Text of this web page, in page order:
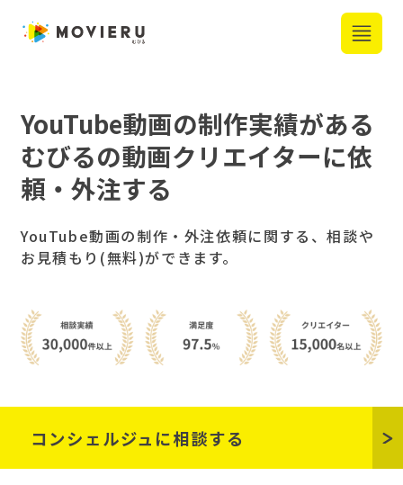
YouTube動画の制作実績がある
むびるの動画クリエイターに依
頼・外注する
YouTube動画の制作・外注依頼に関する、相談や
お見積もり(無料)ができます。
コンシェルジュに相談する